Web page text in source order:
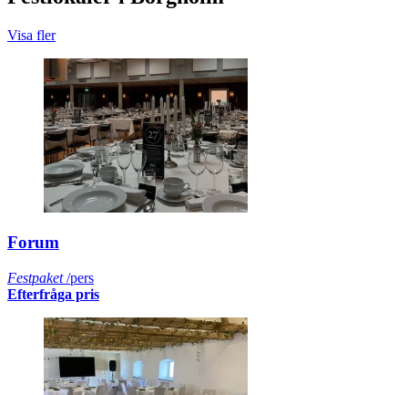
Visa fler
Forum
Festpaket/pers
Efterfråga pris